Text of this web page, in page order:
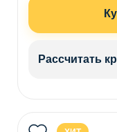
Рассчитать